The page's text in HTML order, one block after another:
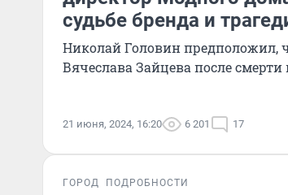
судьбе бренда и
Николай Головин предположил,
Вячеслава Зайцева после смерти
21 июня, 2024, 16:20 6 201 17
ГОРОД ПОДРОБНОСТИ